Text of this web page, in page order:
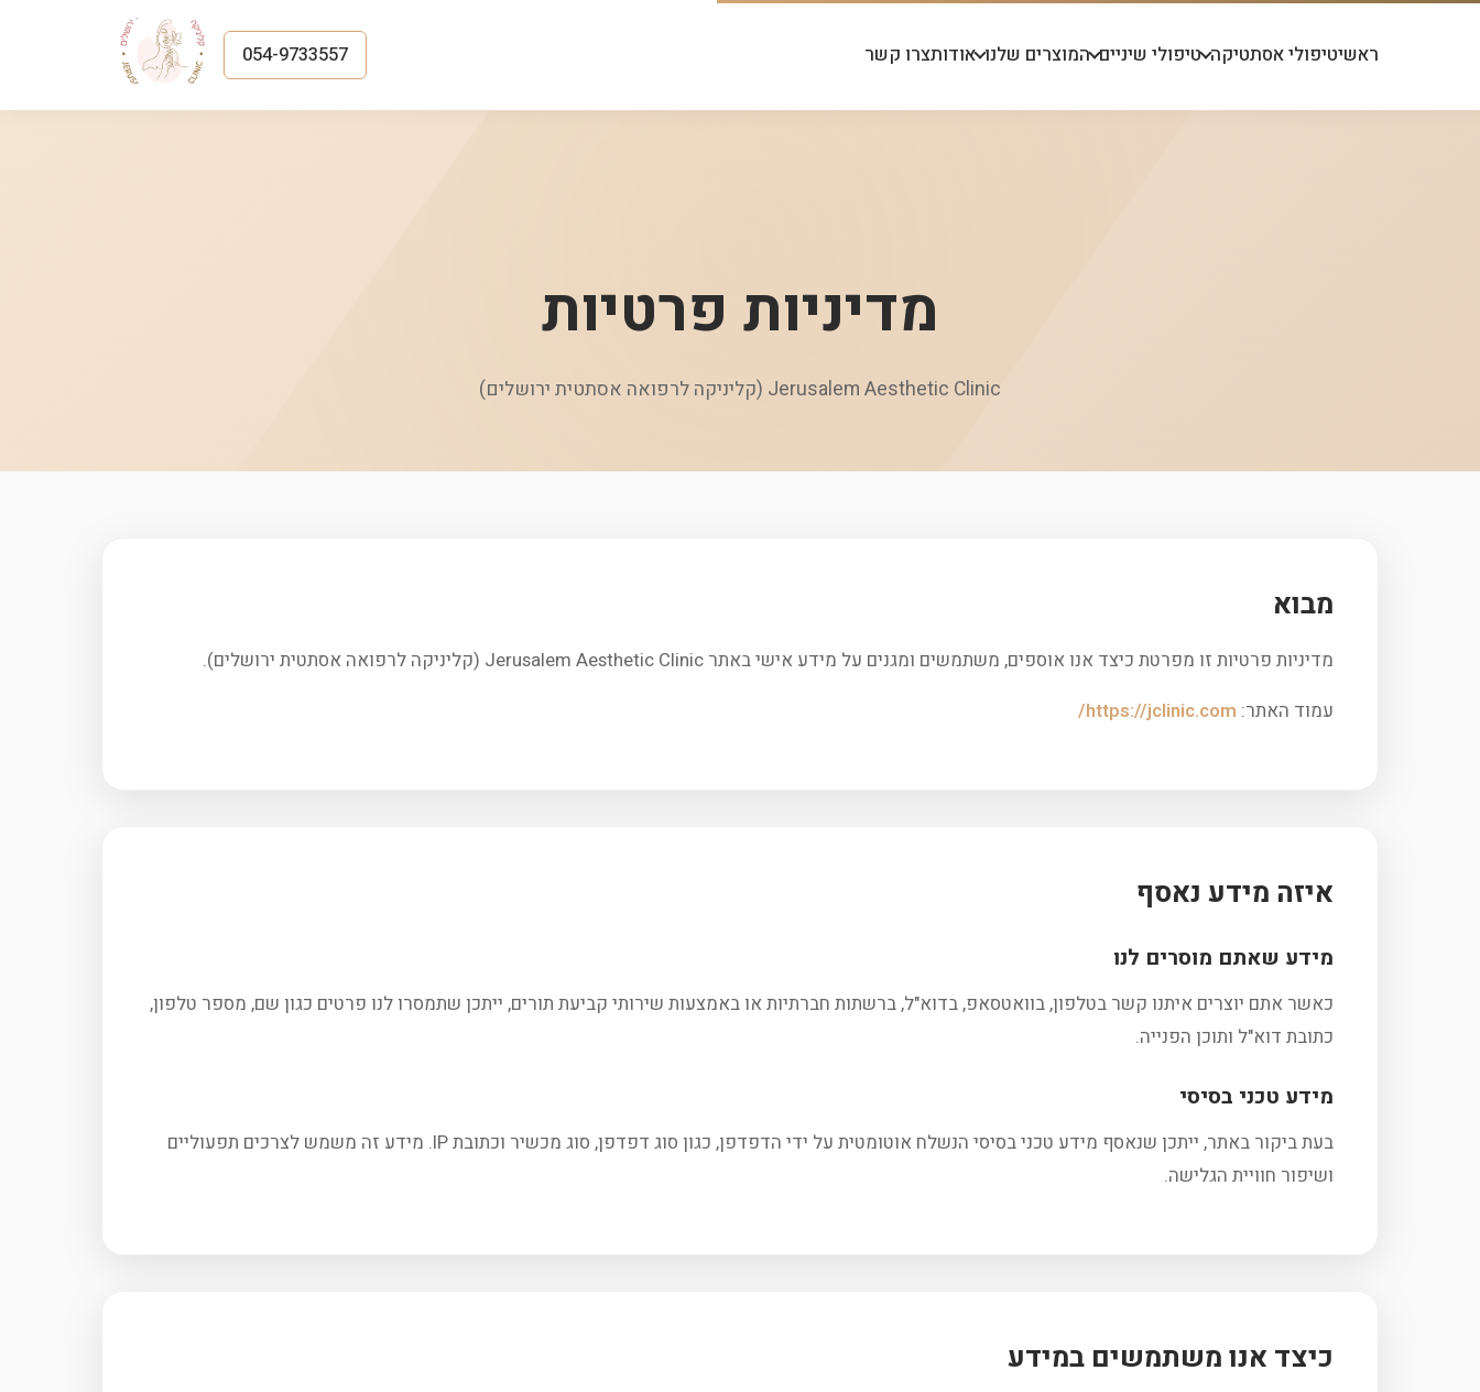
054-9733557 ראשיטיפולי אסתטיקה טיפולי שיניים המוצרים שלנו אודותצרו קשר
מדיניות פרטיות
Jerusalem Aesthetic Clinic (קליניקה לרפואה אסתטית ירושלים)
מבוא
מדיניות פרטיות זו מפרטת כיצד אנו אוספים, משתמשים ומגנים על מידע אישי באתר Jerusalem Aesthetic Clinic (קליניקה לרפואה אסתטית ירושלים).
עמוד האתר: https://jclinic.com/
איזה מידע נאסף
מידע שאתם מוסרים לנו
כאשר אתם יוצרים איתנו קשר בטלפון, בוואטסאפ, בדוא"ל, ברשתות חברתיות או באמצעות שירותי קביעת תורים, ייתכן שתמסרו לנו פרטים כגון שם, מספר טלפון,
כתובת דוא"ל ותוכן הפנייה.
מידע טכני בסיסי
בעת ביקור באתר, ייתכן שנאסף מידע טכני בסיסי הנשלח אוטומטית על ידי הדפדפן, כגון סוג דפדפן, סוג מכשיר וכתובת IP. מידע זה משמש לצרכים תפעוליים
ושיפור חוויית הגלישה.
כיצד אנו משתמשים במידע